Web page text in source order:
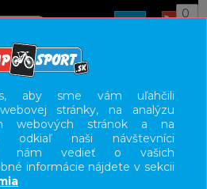
0
PANEL
MENU
aby sme vám uľahčili
stránky, na analýzu
webových stránok a na
odkiaľ naši návštevníci
nám vedieť o vašich
informácie nájdete v sekcii